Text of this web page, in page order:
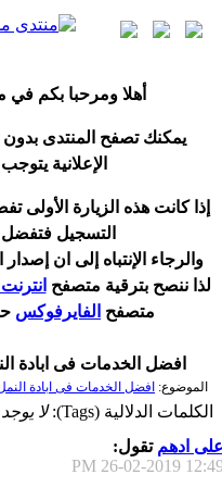
هلا ومرحبا بكم في
يمكنك تصفح المنتدى
الإعلانية
إذا كانت هذه الزيارة الأولى
التسجيل
والرجاء الإنتباه إلى ان إصدار
لذا ننصح بترقية متصفح
متصفح الفايرفوكس
افضل الخدمات فى ابادة
الموضوع: افضل الخدمات فى ابادة
الكلمات الدلالية (Tags):
لا يوجد
ادهم تقول:
26-02-2019 12:49